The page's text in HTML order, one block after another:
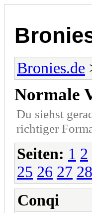
Bronies.de
Normale
Du siehst
richtiger
Seiten: 1 2
25 26 27 28
Conqi